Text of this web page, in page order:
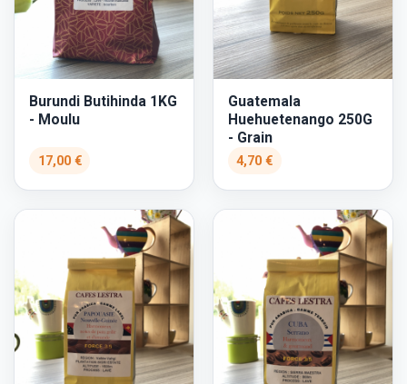
Burundi Butihinda 1KG
- Moulu
17,00 €
Guatemala
Huehuetenango 250G
- Grain
4,70 €